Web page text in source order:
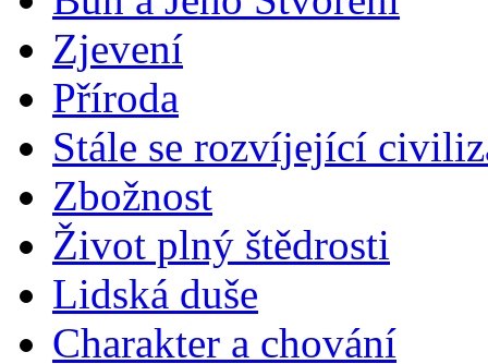
Zjevení
Příroda
Stále se rozvíjející
Zbožnost
Život plný štědrosti
Lidská duše
Charakter a chování